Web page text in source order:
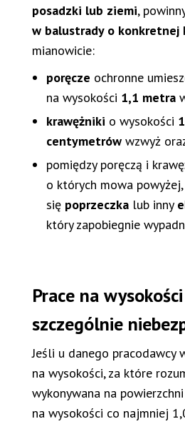
posadzki lub ziemi,
w balustrady o konkretnej
mianowicie:
poręcze ochronne
na wysokości 1,1 metra
krawężniki o wysokości
centymetrów wzwyż
pomiędzy poręczą i
o których mowa
się poprzeczka lub inny
który zapobiegnie
Prace na
szczególnie
Jeśli u danego pracodawcy
na wysokości, za które
wykonywana na
na wysokości co najmniej